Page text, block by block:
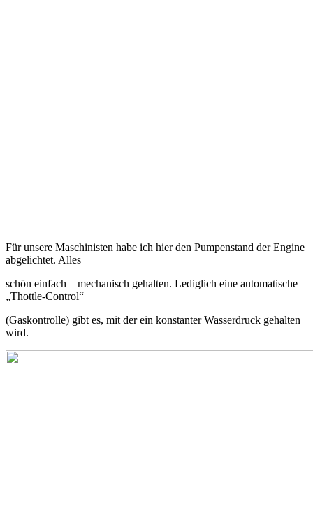
Für unsere Maschinisten habe ich hier den Pumpenstand der Engine
abgelichtet. Alles
schön einfach – mechanisch gehalten. Lediglich eine automatische
„Thottle-Control“
(Gaskontrolle) gibt es, mit der ein konstanter Wasserdruck gehalten
wird.